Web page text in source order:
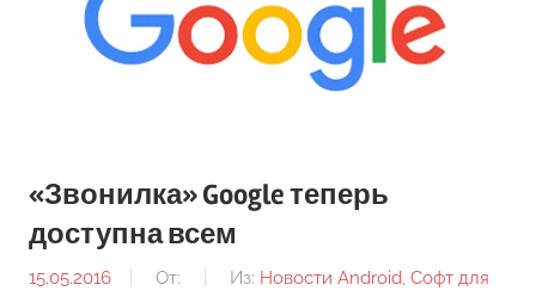
«Звонилка» Google теперь
доступна всем
15.05.2016 От: Из: Новости Android, Софт для